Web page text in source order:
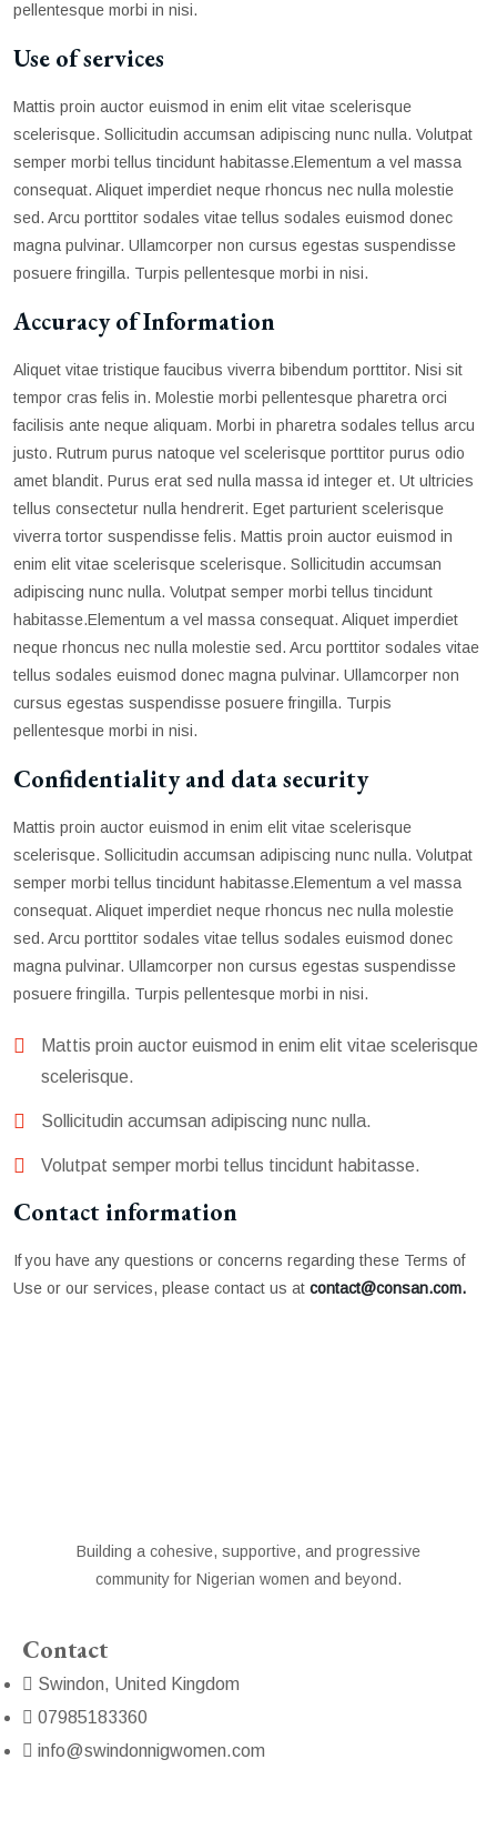
pellentesque morbi in nisi.
Use of services
Mattis proin auctor euismod in enim elit vitae scelerisque
scelerisque. Sollicitudin accumsan adipiscing nunc nulla. Volutpat
semper morbi tellus tincidunt habitasse.Elementum a vel massa
consequat. Aliquet imperdiet neque rhoncus nec nulla molestie
sed. Arcu porttitor sodales vitae tellus sodales euismod donec
magna pulvinar. Ullamcorper non cursus egestas suspendisse
posuere fringilla. Turpis pellentesque morbi in nisi.
Accuracy of Information
Aliquet vitae tristique faucibus viverra bibendum porttitor. Nisi sit
tempor cras felis in. Molestie morbi pellentesque pharetra orci
facilisis ante neque aliquam. Morbi in pharetra sodales tellus arcu
justo. Rutrum purus natoque vel scelerisque porttitor purus odio
amet blandit. Purus erat sed nulla massa id integer et. Ut ultricies
tellus consectetur nulla hendrerit. Eget parturient scelerisque
viverra tortor suspendisse felis. Mattis proin auctor euismod in
enim elit vitae scelerisque scelerisque. Sollicitudin accumsan
adipiscing nunc nulla. Volutpat semper morbi tellus tincidunt
habitasse.Elementum a vel massa consequat. Aliquet imperdiet
neque rhoncus nec nulla molestie sed. Arcu porttitor sodales vitae
tellus sodales euismod donec magna pulvinar. Ullamcorper non
cursus egestas suspendisse posuere fringilla. Turpis
pellentesque morbi in nisi.
Confidentiality and data security
Mattis proin auctor euismod in enim elit vitae scelerisque
scelerisque. Sollicitudin accumsan adipiscing nunc nulla. Volutpat
semper morbi tellus tincidunt habitasse.Elementum a vel massa
consequat. Aliquet imperdiet neque rhoncus nec nulla molestie
sed. Arcu porttitor sodales vitae tellus sodales euismod donec
magna pulvinar. Ullamcorper non cursus egestas suspendisse
posuere fringilla. Turpis pellentesque morbi in nisi.
Mattis proin auctor euismod in enim elit vitae scelerisque
scelerisque.
Sollicitudin accumsan adipiscing nunc nulla.
Volutpat semper morbi tellus tincidunt habitasse.
Contact information
If you have any questions or concerns regarding these Terms of
Use or our services, please contact us at contact@consan.com.
Building a cohesive, supportive, and progressive
community for Nigerian women and beyond.
Contact
Swindon, United Kingdom
07985183360
info@swindonnigwomen.com